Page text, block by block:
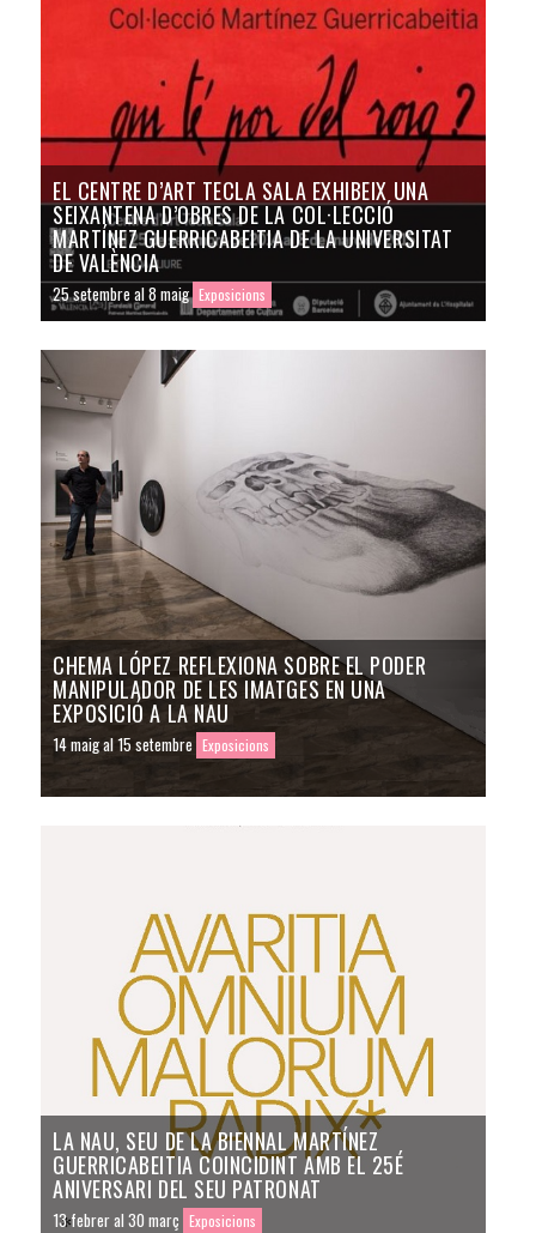
EL CENTRE D’ART TECLA SALA EXHIBEIX UNA
SEIXANTENA D’OBRES DE LA COL·LECCIÓ
MARTÍNEZ GUERRICABEITIA DE LA UNIVERSITAT
DE VALÈNCIA
25 setembre al 8 maig Exposicions
CHEMA LÓPEZ REFLEXIONA SOBRE EL PODER
MANIPULADOR DE LES IMATGES EN UNA
EXPOSICIÓ A LA NAU
14 maig al 15 setembre Exposicions
LA NAU, SEU DE LA BIENNAL MARTÍNEZ
GUERRICABEITIA COINCIDINT AMB EL 25É
ANIVERSARI DEL SEU PATRONAT
13 febrer al 30 març Exposicions